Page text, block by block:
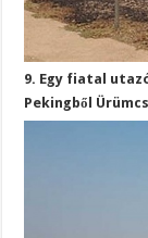
9. Egy fiatal
Pekingből